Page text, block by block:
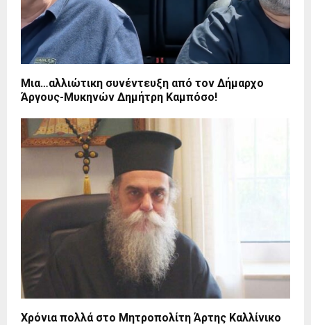
Μια…αλλιώτικη συνέντευξη από τον Δήμαρχο
Άργους-Μυκηνών Δημήτρη Καμπόσο!
Χρόνια πολλά στο Μητροπολίτη Άρτης Καλλίνικο